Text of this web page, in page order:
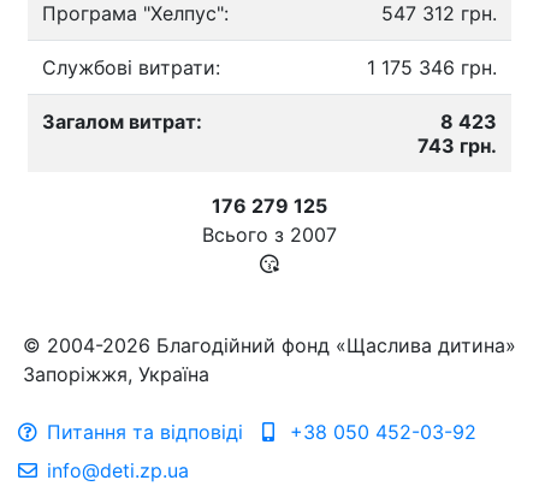
Програма "Хелпус": 547 312 грн.
Службові витрати: 1 175 346 грн.
Загалом витрат:
8 423
743 грн.
176 279 125
Всього з 2007
© 2004-2026 Благодійний фонд «Щаслива дитина»
Запоріжжя, Україна
Питання та відповіді
+38 050 452-03-92
info@deti.zp.ua